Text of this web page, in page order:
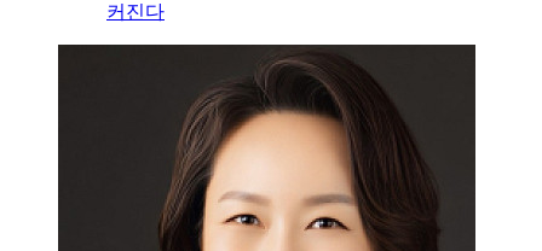
커진다